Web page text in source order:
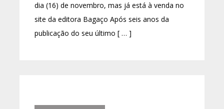
dia (16) de novembro, mas já está à venda no
site da editora Bagaço Após seis anos da
publicação do seu último [ … ]